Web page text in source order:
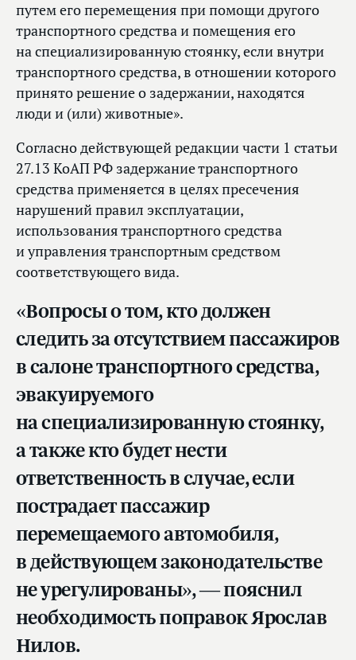
путем его перемещения при помощи другого
транспортного средства и помещения его
на специализированную стоянку, если внутри
транспортного средства, в отношении которого
принято решение о задержании, находятся
люди и (или) животные».
Согласно действующей редакции части 1 статьи
27.13 КоАП РФ задержание транспортного
средства применяется в целях пресечения
нарушений правил эксплуатации,
использования транспортного средства
и управления транспортным средством
соответствующего вида.
«Вопросы о том, кто должен
следить за отсутствием пассажиров
в салоне транспортного средства,
эвакуируемого
на специализированную стоянку,
а также кто будет нести
ответственность в случае, если
пострадает пассажир
перемещаемого автомобиля,
в действующем законодательстве
не урегулированы», — пояснил
необходимость поправок Ярослав
Нилов.